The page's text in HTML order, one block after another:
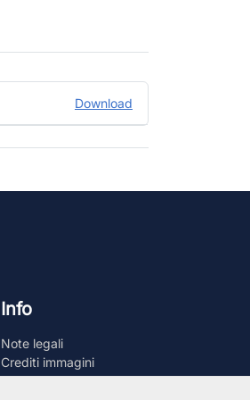
Download
Info
Note legali
Crediti immagini
Privacy